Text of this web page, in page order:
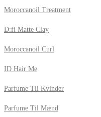
Moroccanoil Treatment
D:fi Matte Clay
Moroccanoil Curl
ID Hair Me
Parfume Til Kvinder
Parfume Til Mænd